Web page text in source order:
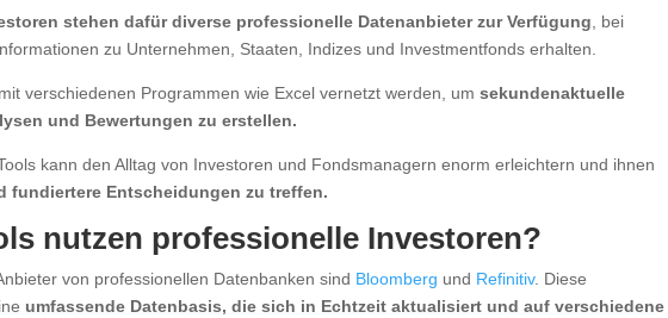
stehen dafür diverse professionelle Datenanbieter zur Verfügung , bei
zu Unternehmen, Staaten, Indizes und Investmentfonds erhalten.
verschiedenen Programmen wie Excel vernetzt werden, umsekundenaktuelle
und Bewertungen zu erstellen.
kann den Alltag von Investoren und Fondsmanagern enorm erleichtern und ihnen
fundiertere Entscheidungen zu treffen.
nutzen professionelle Investoren?
von professionellen Datenbanken sind Bloomberg und Refinitiv. Diese
umfassende Datenbasis, die sich in Echtzeit aktualisiert und auf verschiedene